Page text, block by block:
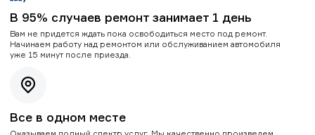
В 95% случаев ремонт занимает 1 день
Вам не придется ждать пока освободиться место под ремонт.
Начинаем работу над ремонтом или обслуживанием автомобиля
уже 15 минут после приезда.
Все в одном месте